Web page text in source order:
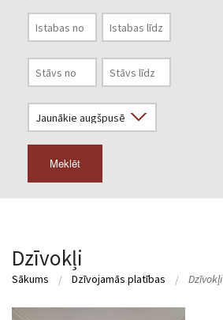
Meklēt
Dzīvokļi
Sākums Dzīvojamās platības Dzīvokļi